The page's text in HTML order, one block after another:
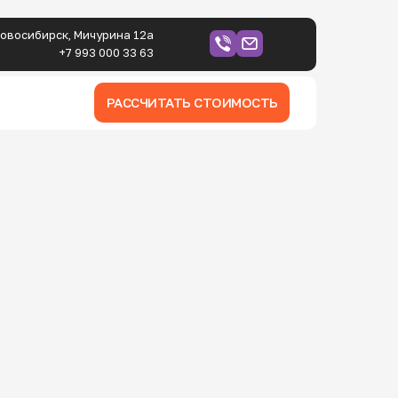
РАССЧИТАТЬ СТОИМОСТЬ
Мичурина 12а
+7 993 000 33 63